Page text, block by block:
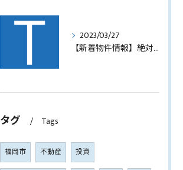
2023/03/27
【新着物件情報】絶対に手に入れたい福岡市西中洲の収益テナントビル
タグ Tags
福岡市 不動産 投資